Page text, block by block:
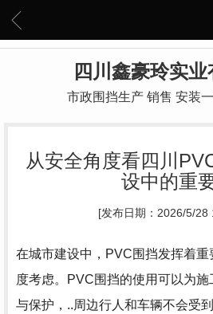
四川鑫豪玲实业
市政围挡生产 销售 安装
从安全角度看四川
设中的重
[发布日期：2026/5/28
在城市建设中，PVC围挡发挥着重
度考虑。PVC围挡的使用可以为
与保护，..周边行人和车辆不会受